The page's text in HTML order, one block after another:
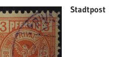
Stadtpost